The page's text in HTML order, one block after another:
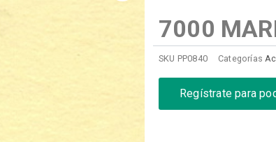
7000
SKU PP0840 Categorías
Regístrate para